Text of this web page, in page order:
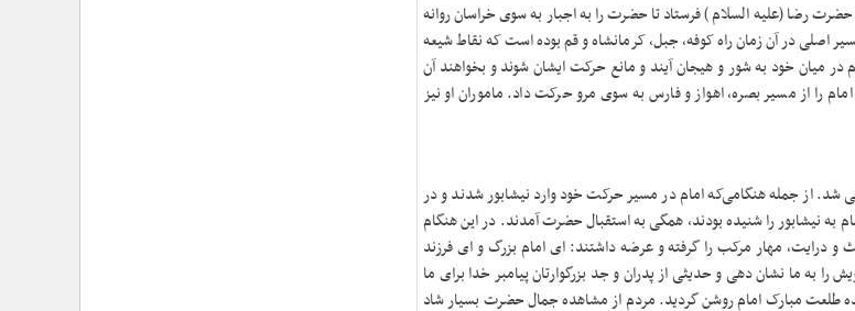
رضا (علیه السلام ) فرستاد تا حضرت را به اجبار به سوی خراسان روانه
اصلی در آن زمان راه کوفه، جبل، کرمانشاه و قم بوده است که نقاط شیعه‌
میان خود به شور و هیجان آیند و مانع حرکت ایشان شوند و بخواهند آن
از مسیر بصره، اهواز و فارس به سوی مرو حرکت داد. ماموران او نیز
از جمله هنگامی‌که امام در مسیر حرکت خود وارد نیشابور شدند و در
نیشابور را شنیده بودند، همگی به استقبال حضرت آمدند. در این هنگام
درایت، مهار مرکب را گرفته و عرضه داشتند: ای امام بزرگ و ای فرزند
به ما نشان دهی و حدیثی از پدران و جد بزرگوارتان پیامبر خدا برای ما
طلعت مبارک امام روشن گردید. مردم از مشاهده جمال حضرت بسیار شاد